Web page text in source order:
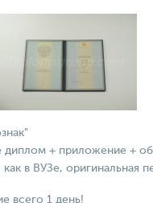
диплом + приложение +
в ВУЗе, оригинальная
всего 1 день!